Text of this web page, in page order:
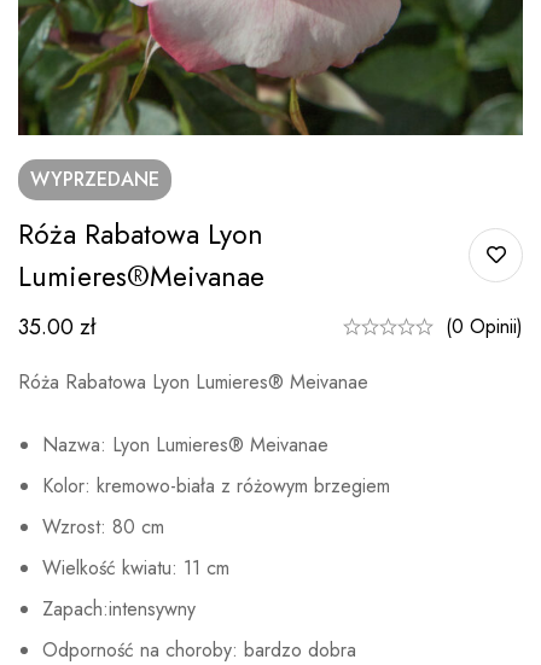
WYPRZEDANE
Róża Rabatowa Lyon
Lumieres®Meivanae
35.00zł
(0 Opinii)
Róża Rabatowa Lyon Lumieres® Meivanae
Nazwa: Lyon Lumieres® Meivanae
Kolor: kremowo-biała z różowym brzegiem
Wzrost: 80 cm
Wielkość kwiatu: 11 cm
Zapach:intensywny
Odporność na choroby: bardzo dobra